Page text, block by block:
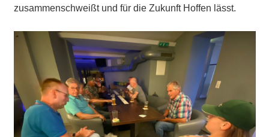
zusammenschweißt und für die Zukunft Hoffen lässt.